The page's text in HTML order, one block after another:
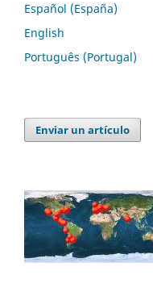
Español (España)
English
Português (Portugal)
Enviar un artículo